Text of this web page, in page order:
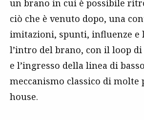
un brano in cui è possibile
ciò che è venuto dopo, una
imitazioni, spunti, influenze e
l’intro del brano, con il loop
e l’ingresso della linea di
meccanismo classico di molte
house.